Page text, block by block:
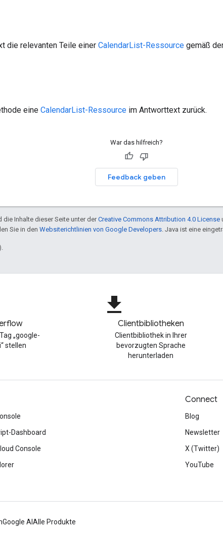
die relevanten Teile einer CalendarList-Ressource gemäß
eine CalendarList-Ressource im Antworttext zurück.
War das hilfreich?
Feedback geben
die Inhalte dieser Seite unter derCreative Commons Attribution 4.0 License
Sie in den Websiterichtlinien von Google Developers . Java ist eine
„google-
stellen
file_download
Clientbibliotheken
Clientbibliothek in Ihrer
bevorzugten Sprache
herunterladen
Dashboard
Console
Connect
Blog
Newsletter
X (Twitter)
YouTube
Google AI Alle Produkte